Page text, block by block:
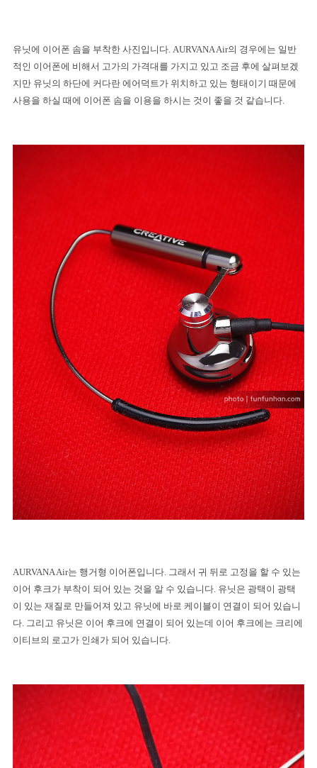
유닛에 이어폰 솜을 부착한 사진입니다 . AURVANA Air의 경우에는 일반
적인 이어폰에 비해서 고가의 가격대를 가지고 있고 조금 후에 살펴보겠
지만 유닛의 하단에 커다란 에어덕트가 위치하고 있는 형태이기 때문에
사용을 하실 때에 이어폰 솜을 이용을 하시는 것이 좋을 것 같습니다
AURVANA Air는 행거형 이어폰입니다. 그래서 귀 뒤로 고정을 할 수 있는
이어 후크가 부착이 되어 있는 것을 알 수 있습니다. 유닛은 광택이 광택
이 있는 재질로 만들어져 있고 유닛에 바로 케이블이 연결이 되어 있습니
다. 그리고 유닛은 이어 후크에 연결이 되어 있는데 이어 후크에는 크리에
이티브의 로고가 인쇄가 되어 있습니다.